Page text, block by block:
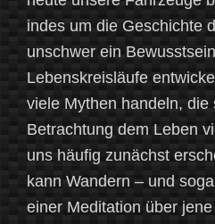
indes um die Geschichte
unschwer ein
Lebenskreisläufe
viele Mythen handeln,
Betrachtung dem Leben
uns häufig zunächst
kann Wandern – und
einer Meditation über